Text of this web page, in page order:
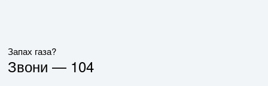
Запах газа?
Звони — 104